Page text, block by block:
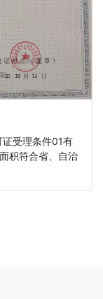
受理条件01有
积符合省、自治